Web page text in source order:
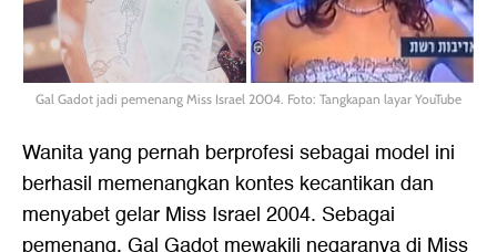
Gal Gadot jadi pemenang Miss Israel 2004. Foto: Tangkapan layar YouTube
Wanita yang pernah berprofesi sebagai model ini
berhasil memenangkan kontes kecantikan dan
menyabet gelar Miss Israel 2004. Sebagai